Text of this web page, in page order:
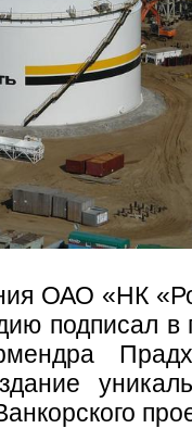
ОАО «НК
подписал в